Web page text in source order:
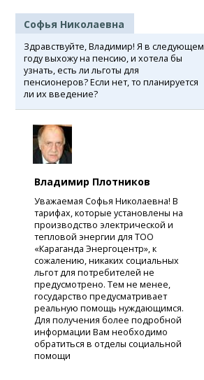
Софья Николаевна
Здравствуйте, Владимир! Я в следующем
году выхожу на пенсию, и хотела бы
узнать, есть ли льготы для
пенсионеров? Если нет, то планируется
ли их введение?
Владимир Плотников
Уважаемая Софья Николаевна! В
тарифах, которые установлены на
производство электрической и
тепловой энергии для ТОО
«Караганда Энергоцентр», к
сожалению, никаких социальных
льгот для потребителей не
предусмотрено. Тем не менее,
государство предусматривает
реальную помощь нуждающимся.
Для получения более подробной
информации Вам необходимо
обратиться в отделы социальной
помощи